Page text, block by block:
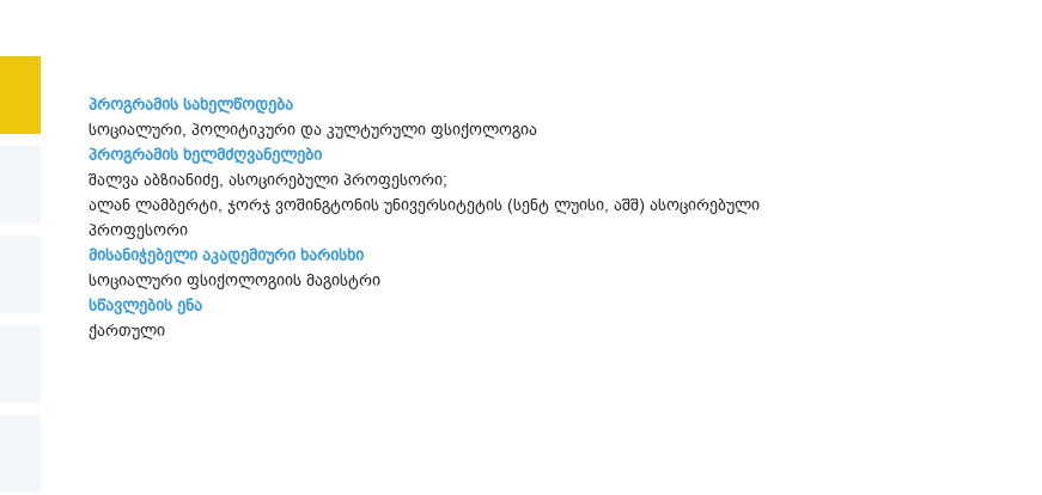
პროგრამის სახელწოდება
სოციალური, პოლიტიკური და კულტურული ფსიქოლოგია
პროგრამის ხელმძღვანელები
შალვა აბზიანიძე, ასოცირებული პროფესორი;
ალან ლამბერტი, ჯორჯ ვოშინგტონის უნივერსიტეტის (სენტ ლუისი, აშშ) ასოცირებული
პროფესორი
მისანიჭებელი აკადემიური ხარისხი
სოციალური ფსიქოლოგიის მაგისტრი
სწავლების ენა
ქართული